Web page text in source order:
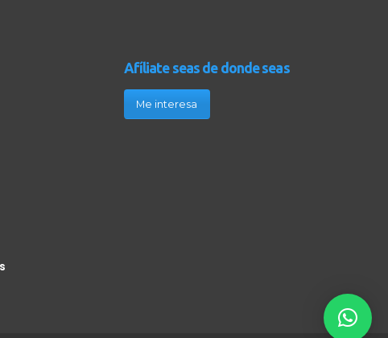
Afíliate seas de donde seas
Me interesa